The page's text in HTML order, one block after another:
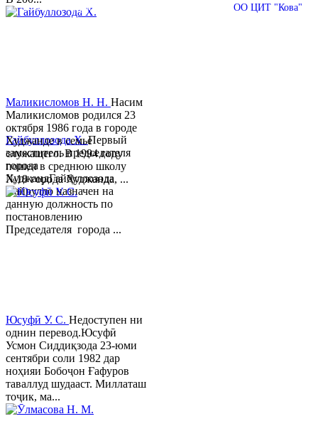
Гайбуллозода Х.Первый
заместитель председателя
города
ХуджандГайбуллозода
Хайрулло назначен на
данную должность по
постановлению
Председателя города ...
Маликисломов Н. Н. Насим
Маликисломов родился 23
октября 1986 года в городе
Худжанде в семье
служащего. В 1994 году
пошел в среднюю школу
№18 города Худжанда, ...
Юсуфӣ У. C. Недоступен ни
однин перевод.Юсуфӣ
Усмон Сиддиқзода 23-юми
сентябри соли 1982 дар
ноҳияи Бобоҷон Ғафуров
таваллуд шудааст. Миллаташ
тоҷик, ма...
© 2013-2018 Разработчик и техническая поддержка ОО ЦИТ "Кова"